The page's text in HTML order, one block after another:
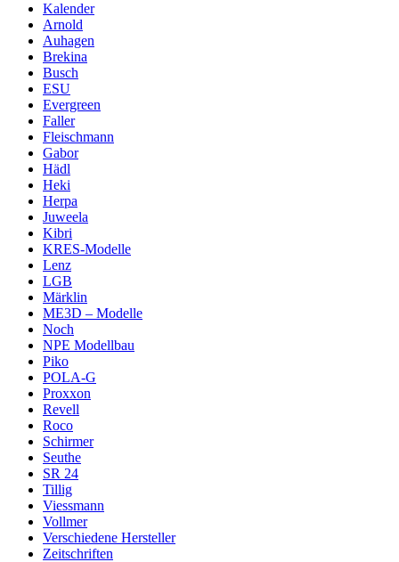
Kalender
Arnold
Auhagen
Brekina
Busch
ESU
Evergreen
Faller
Fleischmann
Gabor
Hädl
Heki
Herpa
Juweela
Kibri
KRES-Modelle
Lenz
LGB
Märklin
ME3D – Modelle
Noch
NPE Modellbau
Piko
POLA-G
Proxxon
Revell
Roco
Schirmer
Seuthe
SR 24
Tillig
Viessmann
Vollmer
Verschiedene Hersteller
Zeitschriften